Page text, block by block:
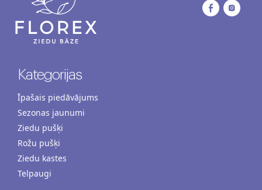
Kategorijas
Īpašais piedāvājums
Sezonas jaunumi
Ziedu pušķi
Rožu pušķi
Ziedu kastes
Telpaugi